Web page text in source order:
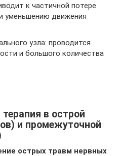
к частичной потере
уменьшению движения
узла: проводится
и большого количества
в острой
и промежуточной
острых травм нервных